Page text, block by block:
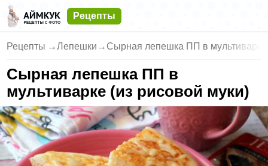
Рецепты
Рецепты →Лепешки → Сырная лепешка ПП в мультиварке
Сырная лепешка ПП в
мультиварке (из рисовой муки)